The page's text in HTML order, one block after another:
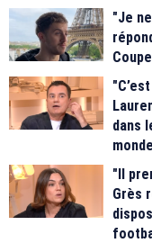
"Je
dans
"Il
Grès